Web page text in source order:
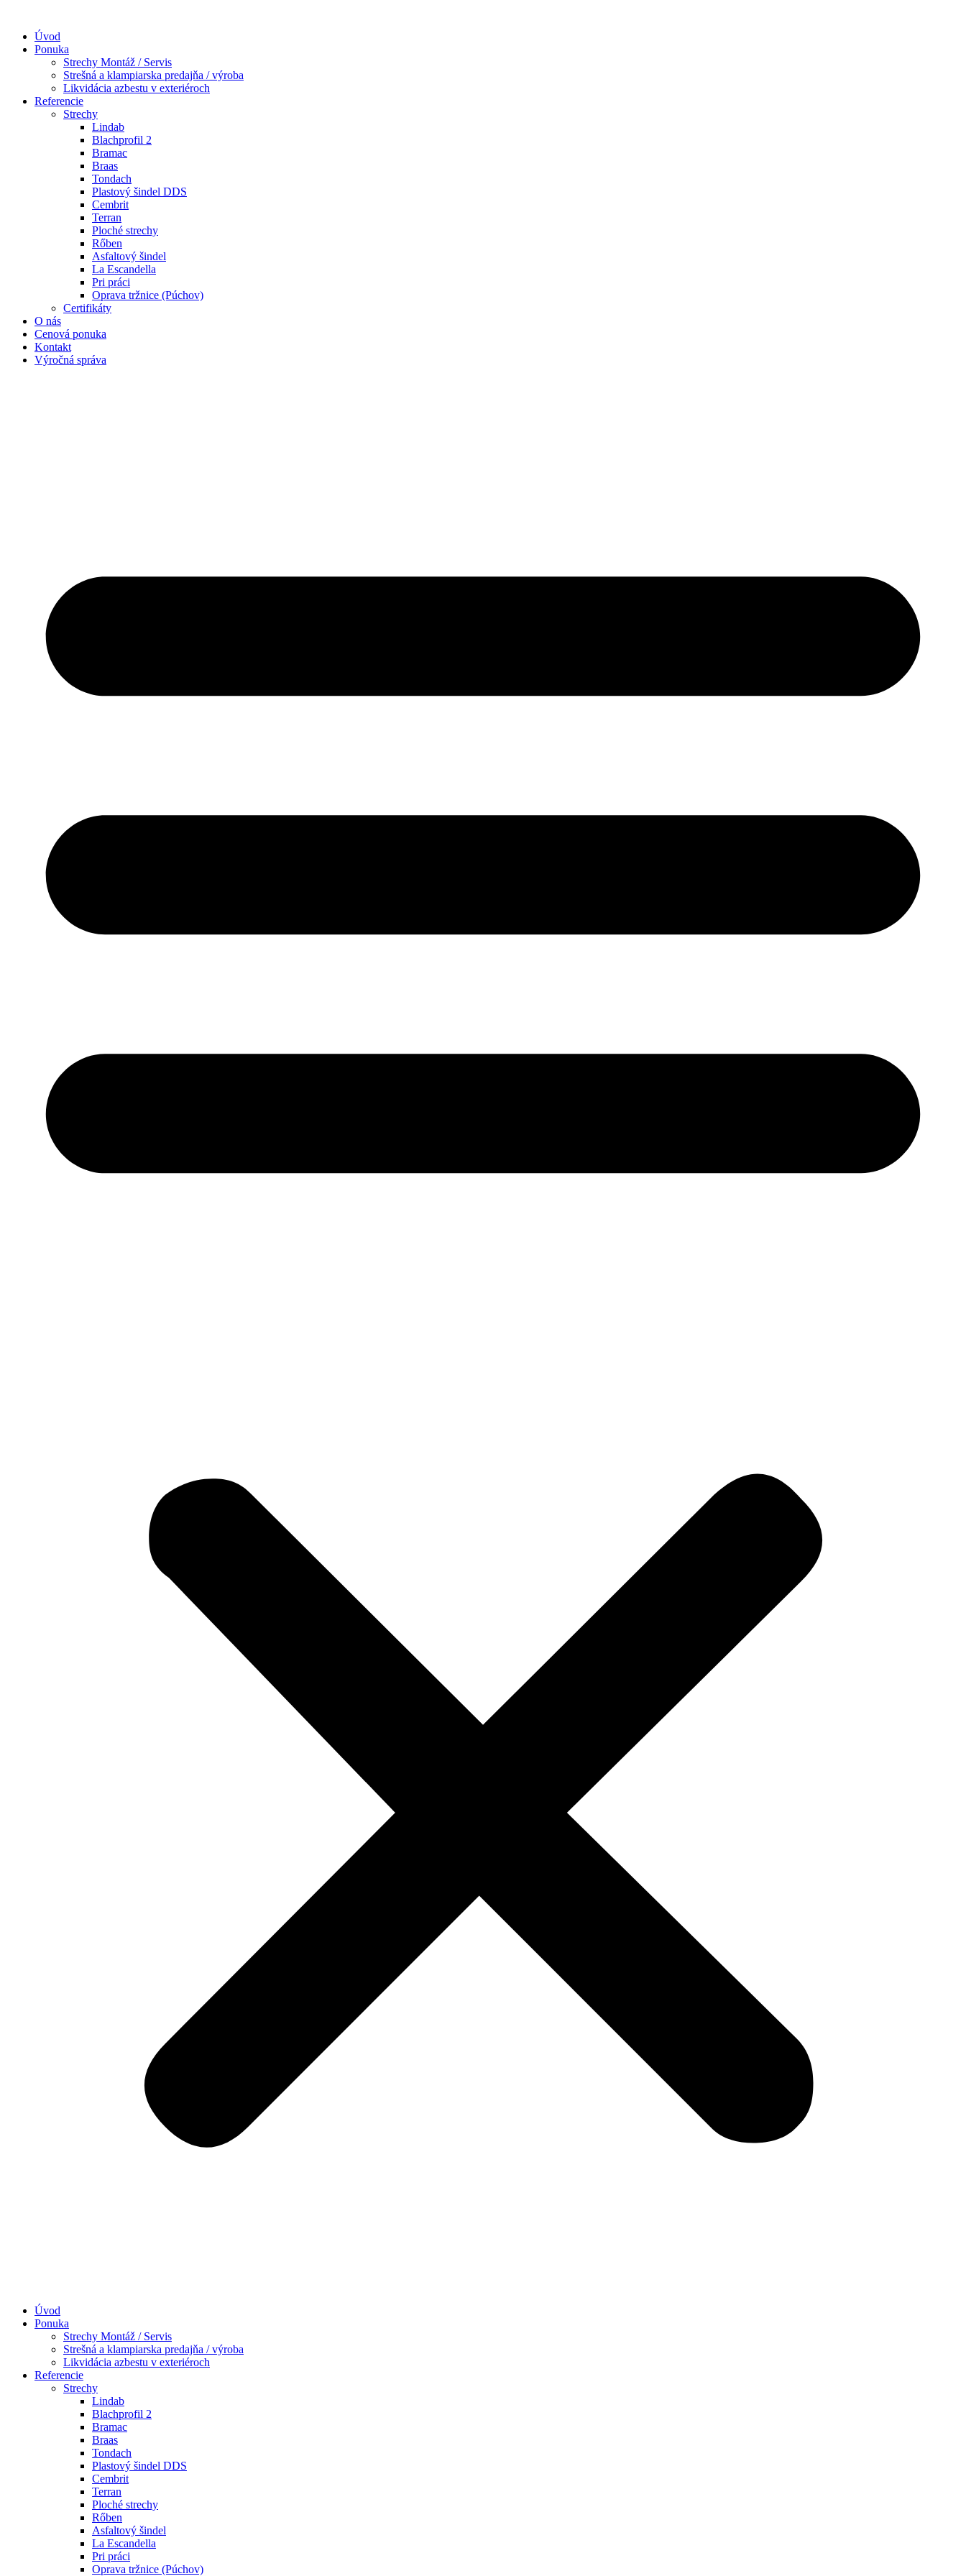
obsah
Úvod
Ponuka
Strechy Montáž / Servis
Strešná a klampiarska predajňa / výroba
Likvidácia azbestu v exteriéroch
Referencie
Strechy
Lindab​
Blachprofil 2
Bramac
Braas
Tondach
Plastový šindel DDS
Cembrit
Terran
Ploché strechy
Rőben
Asfaltový šindel
La Escandella
Pri práci
Oprava tržnice (Púchov)
Certifikáty
O nás
Cenová ponuka
Kontakt
Výročná správa
Úvod
Ponuka
Strechy Montáž / Servis
Strešná a klampiarska predajňa / výroba
Likvidácia azbestu v exteriéroch
Referencie
Strechy
Lindab​
Blachprofil 2
Bramac
Braas
Tondach
Plastový šindel DDS
Cembrit
Terran
Ploché strechy
Rőben
Asfaltový šindel
La Escandella
Pri práci
Oprava tržnice (Púchov)